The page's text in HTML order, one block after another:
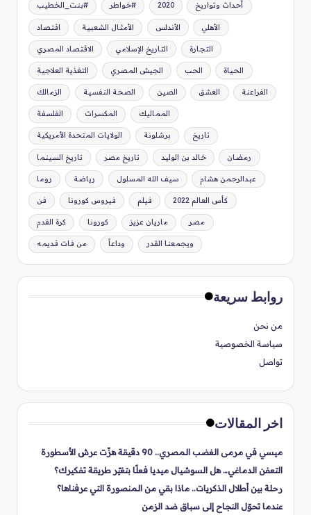
#بنت_الخطيب #خواطر 2020 أحداث وتواريخ
اقتصاد الأمثال الشعبية الأندلس الأهلي
الاقتصاد المصري التاريخ الإسلامي التجارة
التغذية العلاجية الجيش المصري الحب الحياة
الزمالك الصحة النفسية الصين العشق الفراعنة
الفلسفة المكسرات المماليك
الولايات المتحدة الأمريكية برشلونة تاريخ
تاريخ السينما تاريخ مصر خالد بن الوليد رمضان
روما رياضة سيف الله المسلول عبدالرحمن هشام
فن فيروس كورونا فيلم كأس العالم 2022
كرة القدم كورونا ماريان عزيز مصر
من فات قديمه وداعاً ويجمعنا القدر
روابط سريعة
من نحن
سياسة الخصوصية
تواصل
اخر المقالات
ميسي في مرمى الغضب المصري.. 90 دقيقة هزّت عرش الأسطورة
التعفن الدماغي… هل السوشيال ميديا فعلًا بتغيّر طريقة تفكيرك؟
رحلة بين أطلال الذكريات.. ماذا بقي من المنصورة التي عرفناها؟
عندما تحوّل النجاح إلى سباق ضد الزمن